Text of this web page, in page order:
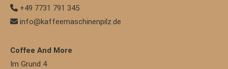
+49 7731 791 345
info@kaffeemaschinenpilz.de
Coffee And More
Im Grund 4